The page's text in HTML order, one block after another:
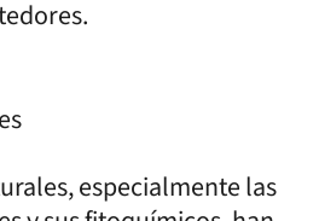
especialmente las